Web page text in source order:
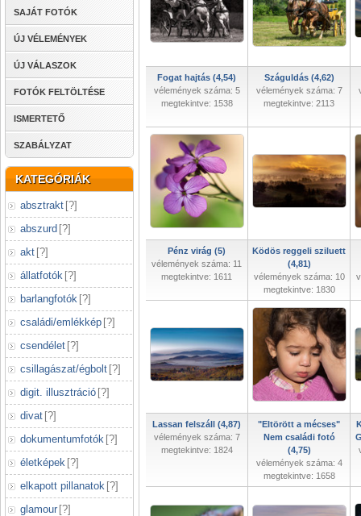
SAJÁT FOTÓK
ÚJ VÉLEMÉNYEK
ÚJ VÁLASZOK
FOTÓK FELTÖLTÉSE
ISMERTETŐ
SZABÁLYZAT
KATEGÓRIÁK
absztrakt [?]
abszurd [?]
akt [?]
állatfotók [?]
barlangfotók [?]
családi/emlékkép [?]
csendélet [?]
csillagászat/égbolt [?]
digit. illusztráció [?]
divat [?]
dokumentumfotók [?]
életképek [?]
elkapott pillanatok [?]
glamour [?]
Fogat hajtás (4,54)
vélemények száma: 5
megtekintve: 1538
Száguldás (4,62)
vélemények száma: 7
megtekintve: 2113
Pénz virág (5)
vélemények száma: 11
megtekintve: 1611
Ködös reggeli sziluett
(4,81)
vélemények száma: 10
megtekintve: 1830
Lassan felszáll (4,87)
vélemények száma: 7
megtekintve: 1824
"Eltörött a mécses"
Nem családi fotó
(4,75)
vélemények száma: 4
megtekintve: 1658